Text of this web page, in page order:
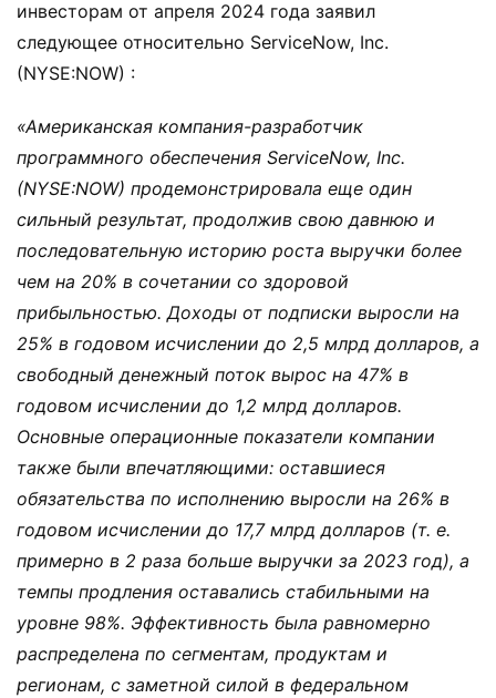
инвесторам от апреля 2024 года заявил
следующее относительно ServiceNow, Inc.
(NYSE:NOW) :
«Американская компания-разработчик
программного обеспечения ServiceNow, Inc.
(NYSE:NOW) продемонстрировала еще один
сильный результат, продолжив свою давнюю и
последовательную историю роста выручки более
чем на 20% в сочетании со здоровой
прибыльностью. Доходы от подписки выросли на
25% в годовом исчислении до 2,5 млрд долларов, а
свободный денежный поток вырос на 47% в
годовом исчислении до 1,2 млрд долларов.
Основные операционные показатели компании
также были впечатляющими: оставшиеся
обязательства по исполнению выросли на 26% в
годовом исчислении до 17,7 млрд долларов (т. е.
примерно в 2 раза больше выручки за 2023 год), а
темпы продления оставались стабильными на
уровне 98%. Эффективность была равномерно
распределена по сегментам, продуктам и
регионам, с заметной силой в федеральном